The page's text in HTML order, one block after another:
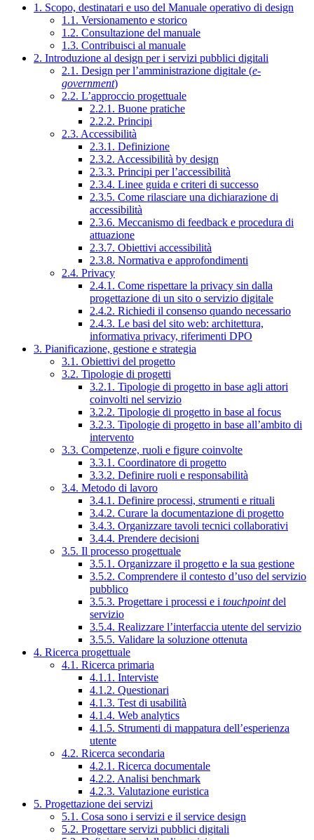
1. Scopo, destinatari e uso del Manuale operativo di design
1.1. Versionamento e storico
1.2. Consultazione del manuale
1.3. Contribuisci al manuale
2. Introduzione al design per i servizi pubblici digitali
2.1. Design per l’amministrazione digitale (e-
government)
2.2. L’approccio progettuale
2.2.1. Buone pratiche
2.2.2. Principi
2.3. Accessibilità
2.3.1. Definizione
2.3.2. Accessibilità by design
2.3.3. Principi per l’accessibilità
2.3.4. Linee guida e criteri di successo
2.3.5. Come rilasciare una dichiarazione di
accessibilità
2.3.6. Meccanismo di feedback e procedura di
attuazione
2.3.7. Obiettivi accessibilità
2.3.8. Normativa e approfondimenti
2.4. Privacy
2.4.1. Come rispettare la privacy sin dalla
progettazione di un sito o servizio digitale
2.4.2. Richiedi il consenso quando necessario
2.4.3. Le basi del sito web: architettura,
informativa privacy, riferimenti DPO
3. Pianificazione, gestione e strategia
3.1. Obiettivi del progetto
3.2. Tipologie di progetti
3.2.1. Tipologie di progetto in base agli attori
coinvolti nel servizio
3.2.2. Tipologie di progetto in base al focus
3.2.3. Tipologie di progetto in base all’ambito di
intervento
3.3. Competenze, ruoli e figure coinvolte
3.3.1. Coordinatore di progetto
3.3.2. Definire ruoli e responsabilità
3.4. Metodo di lavoro
3.4.1. Definire processi, strumenti e rituali
3.4.2. Curare la documentazione di progetto
3.4.3. Organizzare tavoli tecnici collaborativi
3.4.4. Prendere decisioni
3.5. Il processo progettuale
3.5.1. Organizzare il progetto e la sua gestione
3.5.2. Comprendere il contesto d’uso del servizio
pubblico
3.5.3. Progettare i processi e i touchpointdel
servizio
3.5.4. Realizzare l’interfaccia utente del servizio
3.5.5. Validare la soluzione ottenuta
4. Ricerca progettuale
4.1. Ricerca primaria
4.1.1. Interviste
4.1.2. Questionari
4.1.3. Test di usabilità
4.1.4. Web analytics
4.1.5. Strumenti di mappatura dell’esperienza
utente
4.2. Ricerca secondaria
4.2.1. Ricerca documentale
4.2.2. Analisi benchmark
4.2.3. Valutazione euristica
5. Progettazione dei servizi
5.1. Cosa sono i servizi e il service design
5.2. Progettare servizi pubblici digitali